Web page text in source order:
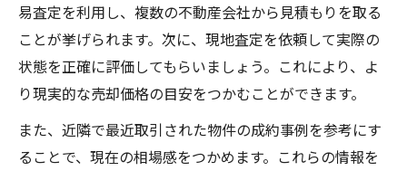
易査定を利用し、複数の不動産会社から見積もりを取る
ことが挙げられます。次に、現地査定を依頼して実際の
状態を正確に評価してもらいましょう。これにより、よ
り現実的な売却価格の目安をつかむことができます。
また、近隣で最近取引された物件の成約事例を参考にす
ることで、現在の相場感をつかめます。これらの情報を